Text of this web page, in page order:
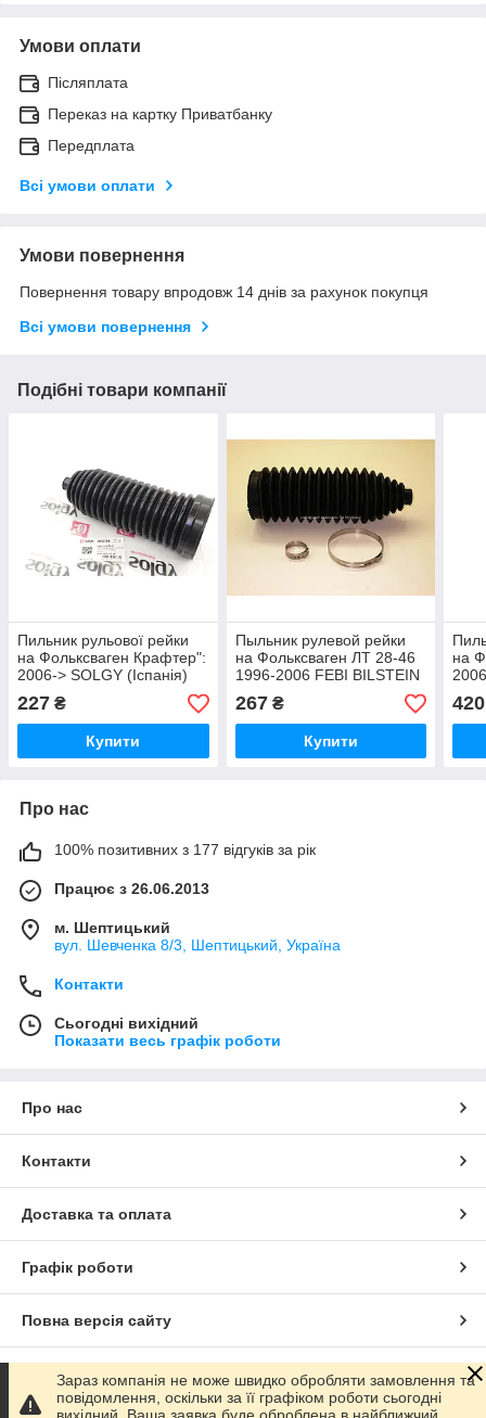
Умови оплати
Післяплата
Переказ на картку Приватбанку
Передплата
Всі умови оплати
Умови повернення
Повернення товару впродовж 14 днів за рахунок покупця
Всі умови повернення
Подібні товари компанії
Пильник рульової рейки
на Фольксваген Крафтер":
2006-> SOLGY (Іспанія)
205054
227 ₴
Купити
Пыльник рулевой рейки
на Фольксваген ЛТ 28-46
1996-2006 FEBI BILSTEIN
(Германия) 26325
267₴
Купити
на
420
Про нас
100% позитивних з 177 відгуків за рік
Працює з 26.06.2013
м. Шептицький
вул. Шевченка 8/3, Шептицький, Україна
Контакти
Сьогодні вихідний
Показати весь графік роботи
Про нас
Контакти
Доставка та оплата
Графік роботи
Повна версія сайту
Сайт створено на маркетплейсіProm.ua
Зараз компанія не може швидко обробляти замовлення та
повідомлення, оскільки за її графіком роботи сьогодні